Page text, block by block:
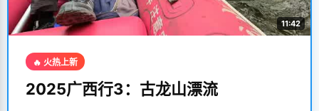
11:42
🔥 火热上新
2025广西行3：古龙山漂流